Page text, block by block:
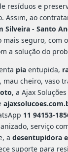
resíduos e
Assim, ao
Silveira - Santo
mais seguro, com
a solução do
piaentupida,
mau cheiro, vaso
, a Ajax
11 94153-
serviço
a desentupidora
suporte para